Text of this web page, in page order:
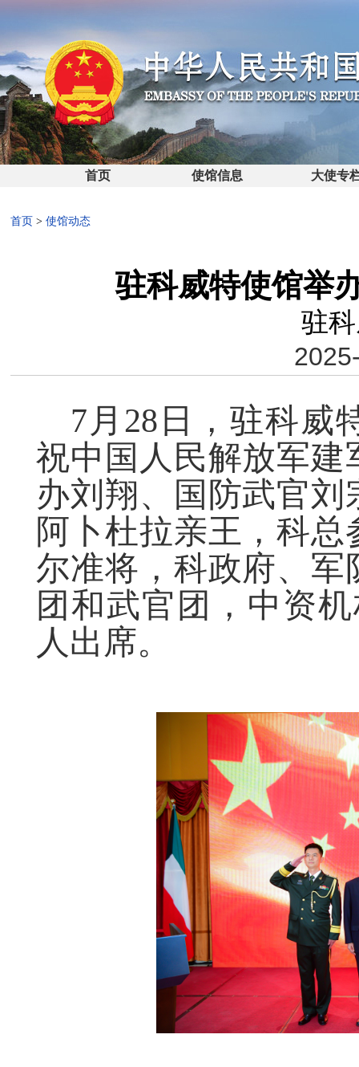
首页 使馆信息 大使专
首页 > 使馆动态
驻科威特使馆举
驻
7月28日，驻科威
祝中国人民解放军建
办刘翔、国防武官
阿卜杜拉亲王，科
尔准将，科政府、
团和武官团，中资
人出席。